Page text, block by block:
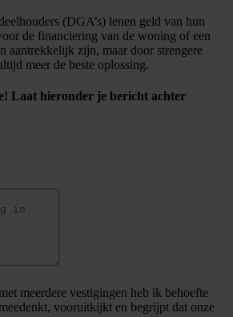
(DGA’s) lenen geld van hun
de financiering van de woning of een
aantrekkelijk zijn, maar door strengere
meer de beste oplossing.
Laat hieronder je bericht achter
meerdere vestigingen heb ik behoefte
vooruitkijkt en begrijpt dat onze